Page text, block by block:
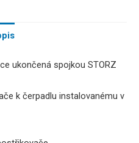
ukončená spojkou STORZ
k čerpadlu instalovanému v